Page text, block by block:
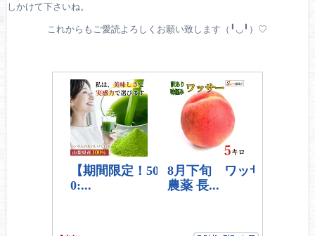
しかけて下さいね。
これからもご愛読よろしくお願い致します（╹◡╹）♡